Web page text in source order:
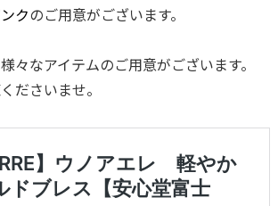
クのご用意がございます。
々なアイテムのご用意がございます。
ださいませ。